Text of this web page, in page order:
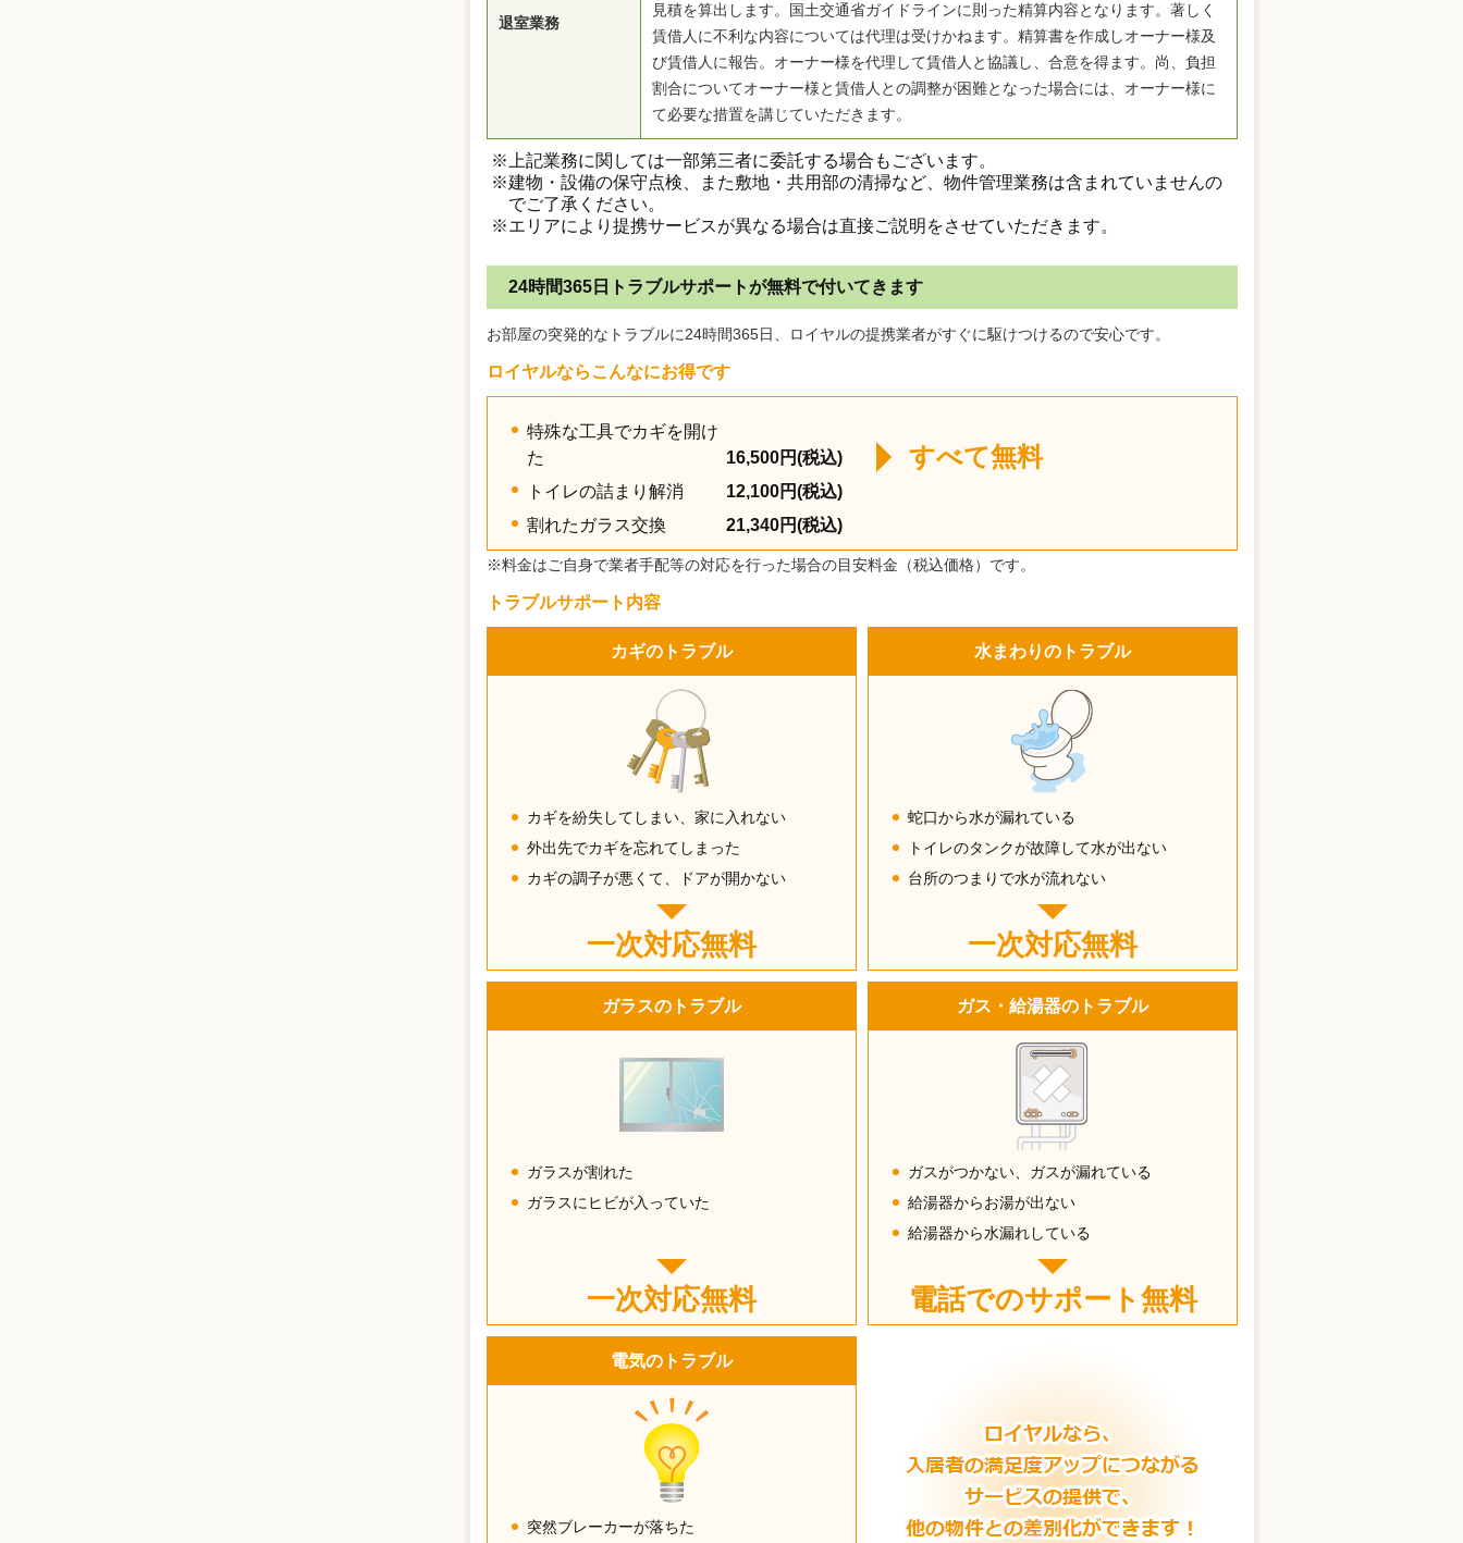
退室業務
見積を算出します。国土交通省ガイドラインに則った精算内容となります。著しく
賃借人に不利な内容については代理は受けかねます。精算書を作成しオーナー様及
び賃借人に報告。オーナー様を代理して賃借人と協議し、合意を得ます。尚、負担
割合についてオーナー様と賃借人との調整が困難となった場合には、オーナー様に
て必要な措置を講じていただきます。
※上記業務に関しては一部第三者に委託する場合もございます。
※建物・設備の保守点検、また敷地・共用部の清掃など、物件管理業務は含まれていませんの
でご了承ください。
※エリアにより提携サービスが異なる場合は直接ご説明をさせていただきます。
24時間365日トラブルサポートが無料で付いてきます
お部屋の突発的なトラブルに24時間365日、ロイヤルの提携業者がすぐに駆けつけるので安心です。
ロイヤルならこんなにお得です
特殊な工具でカギを開け
た
16,500円(税込)
トイレの詰まり解消
12,100円(税込)
割れたガラス交換
21,340円(税込)
すべて無料
※料金はご自身で業者手配等の対応を行った場合の目安料金（税込価格）です。
トラブルサポート内容
カギのトラブル
カギを紛失してしまい、家に入れない
外出先でカギを忘れてしまった
カギの調子が悪くて、ドアが開かない
一次対応無料
水まわりのトラブル
蛇口から水が漏れている
トイレのタンクが故障して水が出ない
台所のつまりで水が流れない
一次対応無料
ガラスのトラブル
ガラスが割れた
ガラスにヒビが入っていた
一次対応無料
ガス・給湯器のトラブル
ガスがつかない、ガスが漏れている
給湯器からお湯が出ない
給湯器から水漏れしている
電話でのサポート無料
電気のトラブル
突然ブレーカーが落ちた